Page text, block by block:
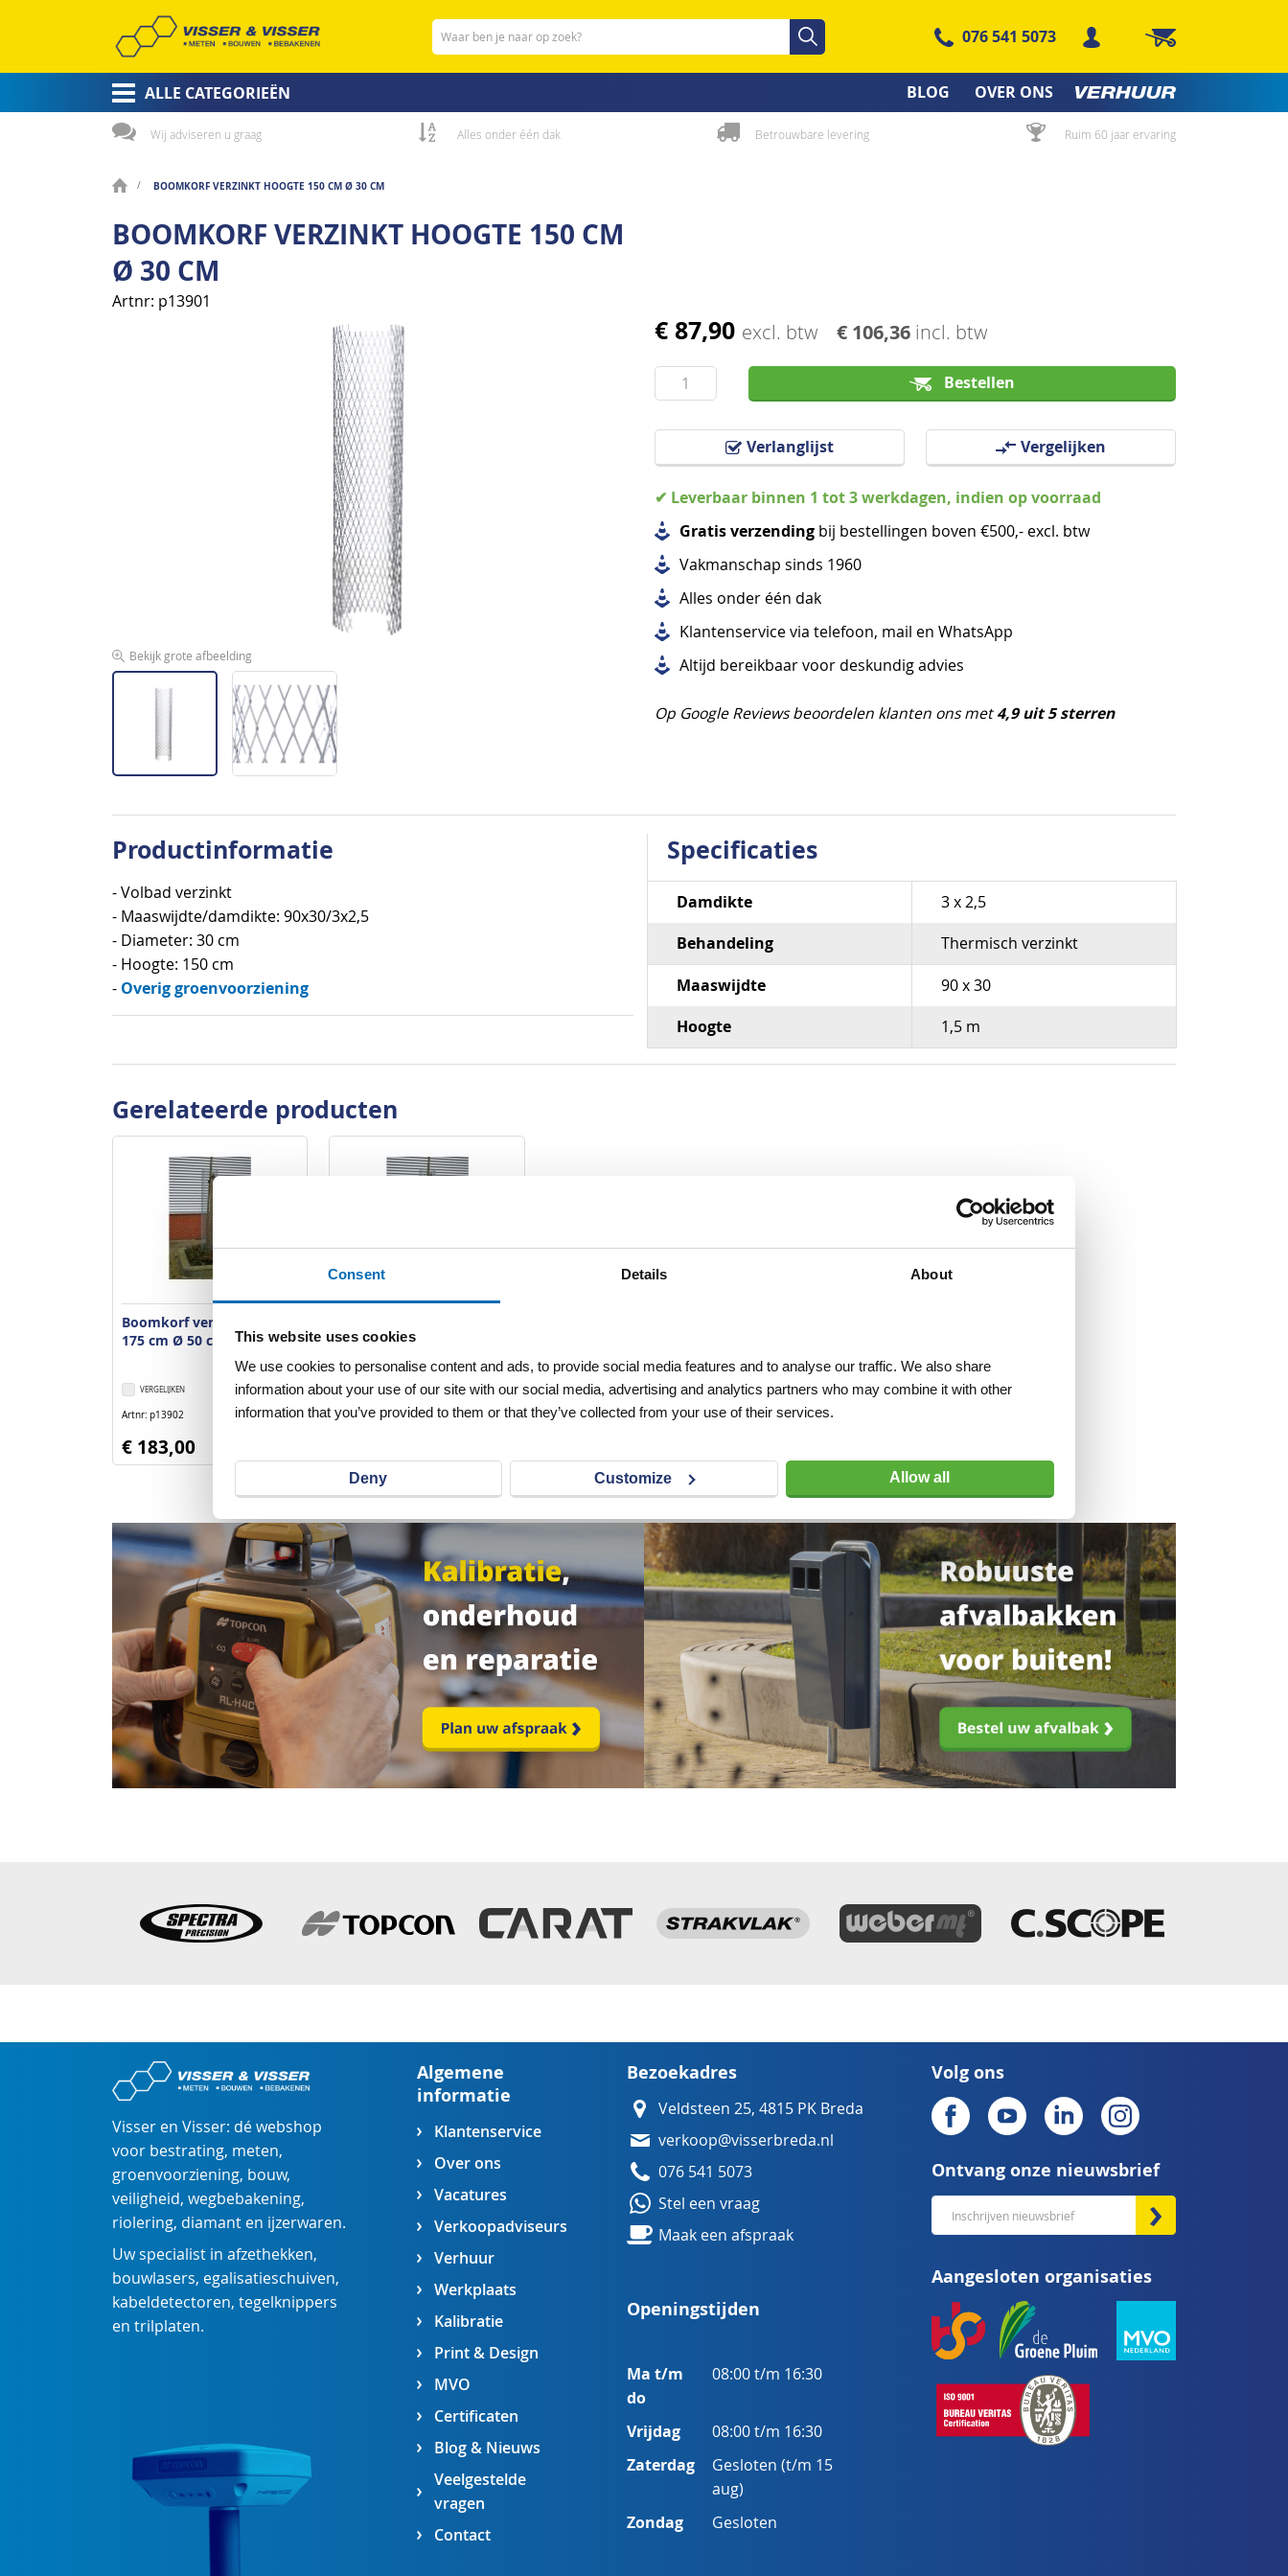
Consent Details About
This website uses cookies
We use cookies to personalise content and ads, to provide social media features and to analyse our traffic. We also share
information about your use of our site with our social media, advertising and analytics partners who may combine it with other
information that you’ve provided to them or that they’ve collected from your use of their services.
Deny Customize Allow all
Zoeken Zoeken
076 541 5073 Winkelwagen
ALLE CATEGORIEËN BLOG OVER ONS
Wij adviseren u graag Alles onder één dak Betrouwbare levering Ruim 60 jaar ervaring
BOOMKORF VERZINKT HOOGTE 150 CM Ø 30 CM
BOOMKORF VERZINKT HOOGTE 150 CM
Ø 30 CM
Artnr p13901
€ 87,90 excl. btw € 106,36 incl. btw
Bestellen
Verlanglijst Vergelijken
✔ Leverbaar binnen 1 tot 3 werkdagen, indien op voorraad
Gratis verzending bij bestellingen boven €500,- excl. btw
Vakmanschap sinds 1960
Alles onder één dak
Klantenservice via telefoon, mail en WhatsApp
Altijd bereikbaar voor deskundig advies
Op Google Reviews beoordelen klanten ons met4,9 uit 5 sterren
Bekijk grote afbeelding
het
van
de
afbeeldingen-
gallerij
Productinformatie
- Volbad verzinkt
- Maaswijdte/damdikte: 90x30/3x2,5
- Diameter: 30 cm
- Hoogte: 150 cm
- Overig groenvoorziening
Specificaties
Specificaties
Damdikte 3 x 2,5
Behandeling Thermisch verzinkt
Maaswijdte 90 x 30
Hoogte 1,5 m
Gerelateerde producten
Boomkorf verzinkt hoogte
175 cm Ø 50 cm
VERLANGLIJST
VERGELIJKEN
Artnr p13902 excl. btw
€ 183,00
175 cm Ø 30 cm
VERLANGLIJST
VERGELIJKEN
Artnr p13907 excl. btw
Visser en Visser: dé webshop
voor bestrating, meten,
groenvoorziening, bouw,
veiligheid, wegbebakening,
riolering, diamant en ijzerwaren.
Uw specialist in afzethekken,
bouwlasers, egalisatieschuiven,
kabeldetectoren, tegelknippers
en trilplaten.
Algemene
informatie
Klantenservice
Over ons
Vacatures
Verkoopadviseurs
Verhuur
Werkplaats
Kalibratie
Print & Design
MVO
Certificaten
Blog & Nieuws
Veelgestelde
vragen
Contact
Bezoekadres
Veldsteen 25, 4815 PK Breda
verkoop@visserbreda.nl
076 541 5073
Stel een vraag
Maak een afspraak
Openingstijden
Ma t/m
do
08:00 t/m 16:30
Vrijdag 08:00 t/m 16:30
Zaterdag
Gesloten (t/m 15
aug)
Zondag Gesloten
Volg ons
Ontvang onze nieuwsbrief
Abonneer
u
onze
nieuwsbrief
Aangesloten organisaties